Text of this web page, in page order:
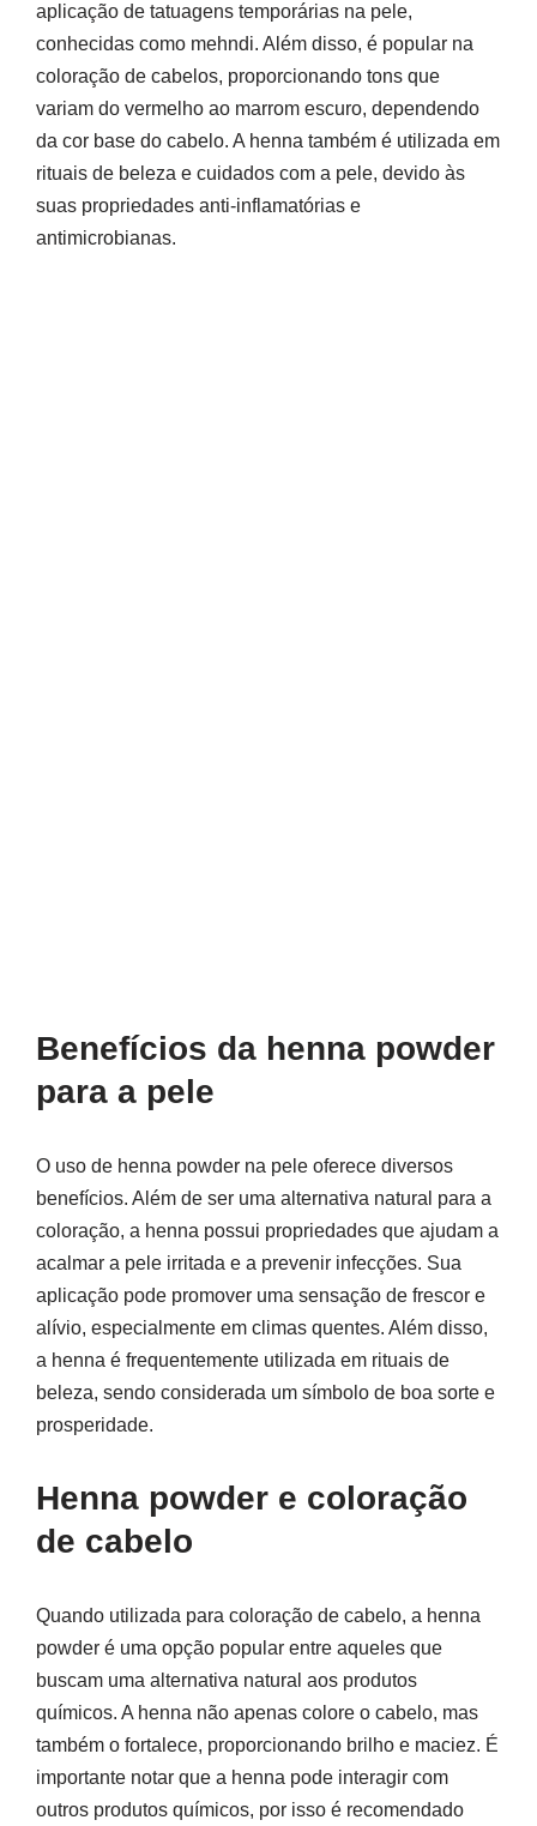
aplicação de tatuagens temporárias na pele,
conhecidas como mehndi. Além disso, é popular na
coloração de cabelos, proporcionando tons que
variam do vermelho ao marrom escuro, dependendo
da cor base do cabelo. A henna também é utilizada em
rituais de beleza e cuidados com a pele, devido às
suas propriedades anti-inflamatórias e
antimicrobianas.
Benefícios da henna powder
para a pele
O uso de henna powder na pele oferece diversos
benefícios. Além de ser uma alternativa natural para a
coloração, a henna possui propriedades que ajudam a
acalmar a pele irritada e a prevenir infecções. Sua
aplicação pode promover uma sensação de frescor e
alívio, especialmente em climas quentes. Além disso,
a henna é frequentemente utilizada em rituais de
beleza, sendo considerada um símbolo de boa sorte e
prosperidade.
Henna powder e coloração
de cabelo
Quando utilizada para coloração de cabelo, a henna
powder é uma opção popular entre aqueles que
buscam uma alternativa natural aos produtos
químicos. A henna não apenas colore o cabelo, mas
também o fortalece, proporcionando brilho e maciez. É
importante notar que a henna pode interagir com
outros produtos químicos, por isso é recomendado